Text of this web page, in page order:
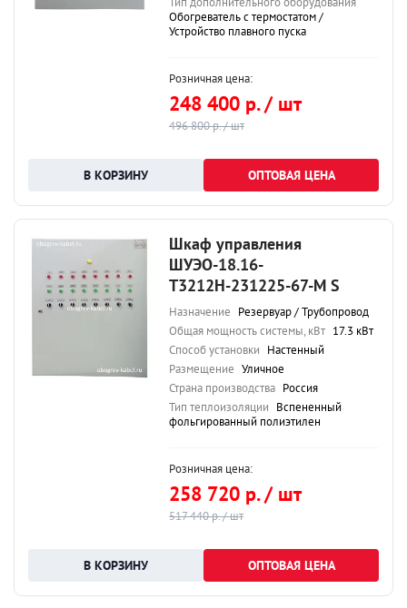
Обогреватель с термостатом /
Устройство плавного пуска
Розничная цена:
248 400 р. / шт
496 800 р. / шт
ОПТОВАЯ ЦЕНА
Шкаф управления
ШУЭО-18.16-
Т3212Н-231225-67-М S
Назначение Резервуар / Трубопровод
Общая мощность системы, кВт 17.3 кВт
Способ установки Настенный
Размещение Уличное
Страна производства Россия
Тип теплоизоляции Вспененный
фольгированный полиэтилен
Розничная цена:
258 720 р. / шт
517 440 р. / шт
ОПТОВАЯ ЦЕНА